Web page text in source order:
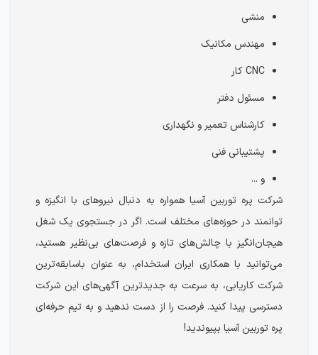
منشی
مهندس مکانیک
CNC کار
مسئول دفتر
کارشناس تعمیر و نگهداری
پشتیبانی فنی
و ...
شرکت پره توربین آسیا همواره به دنبال نیروهای با انگیزه و
توانمند در حوزه‌های مختلف است. اگر در جستجوی یک شغل
هیجان‌انگیز با چالش‌های تازه و فرصت‌های بی‌نظیر هستید،
می‌توانید با همکاری ایران استخدام، به عنوان باسابقه‌ترین
شرکت کاریابی، به سرعت به جدیدترین آگهی‌های این شرکت
دسترسی پیدا کنید. فرصت را از دست ندهید و به تیم حرفه‌ای
پره توربین آسیا بپیوندید!